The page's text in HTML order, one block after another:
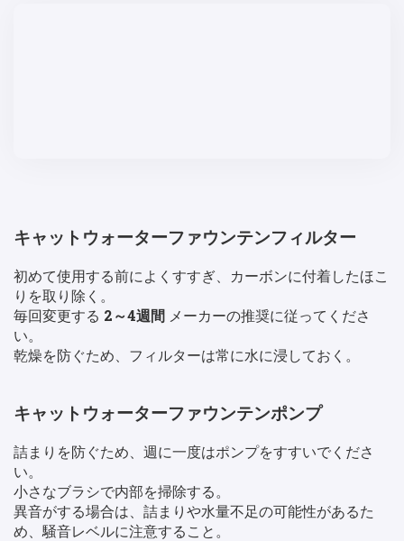
キャットウォーターファウンテンフィルター
初めて使用する前によくすすぎ、カーボンに付着したほこ
りを取り除く。
毎回変更する 2～4週間 メーカーの推奨に従ってくださ
い。
乾燥を防ぐため、フィルターは常に水に浸しておく。
キャットウォーターファウンテンポンプ
詰まりを防ぐため、週に一度はポンプをすすいでくださ
い。
小さなブラシで内部を掃除する。
異音がする場合は、詰まりや水量不足の可能性があるた
め、騒音レベルに注意すること。